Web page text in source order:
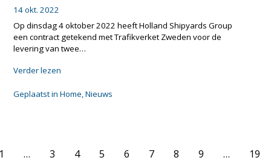
14 okt. 2022
Op dinsdag 4 oktober 2022 heeft Holland Shipyards Group
een contract getekend met Trafikverket Zweden voor de
levering van twee…
Verder lezen
Group
neemt
contract
Geplaatst inHome,Nieuws
Page
… 3 4 5 6 7 8 9 … 19